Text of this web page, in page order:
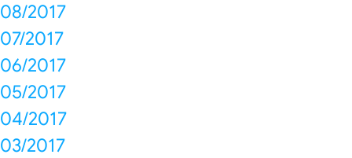
08/2017
07/2017
06/2017
05/2017
04/2017
03/2017